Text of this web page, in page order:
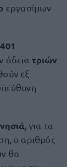
εργασίμων
401
άδεια τριών
εξ
νησιά, για τα
ο αριθμός
θα